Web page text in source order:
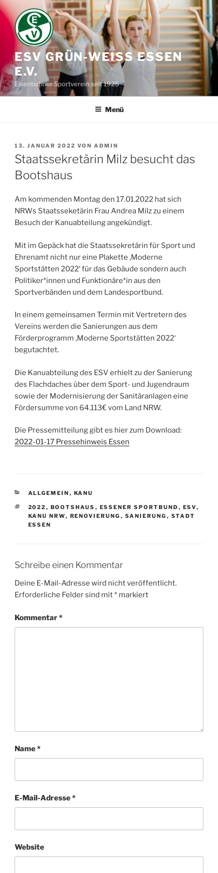
Zum
Inhalt
springen
ESV GRÜN-WEISS ESSEN E
.V.
Eisenbahner Sportverein seit 1925
Menü
VERÖFFENTLICHT
AM
13. JANUAR 2022 VON ADMIN
Staatssekretärin Milz besucht das
Bootshaus
Am kommenden Montag den 17.01.2022 hat sich
NRWs Staatsseketärin Frau Andrea Milz zu einem
Besuch der Kanuabteilung angekündigt.
Mit im Gepäck hat die Staatssekretärin für Sport und
Ehrenamt nicht nur eine Plakette ‚Moderne
Sportstätten 2022‘ für das Gebäude sondern auch
Politiker*innen und Funktionäre*in aus den
Sportverbänden und dem Landesportbund.
In einem gemeinsamen Termin mit Vertretern des
Vereins werden die Sanierungen aus dem
Förderprogramm ‚Moderne Sportstätten 2022‘
begutachtet.
Die Kanuabteilung des ESV erhielt zu der Sanierung
des Flachdaches über dem Sport- und Jugendraum
sowie der Modernisierung der Sanitäranlagen eine
Fördersumme von 64.113€ vom Land NRW.
Die Pressemitteilung gibt es hier zum Download:
2022-01-17 Pressehinweis Essen
KATEGORIEN
ALLGEMEIN , KANU
SCHLAGWÖRTER
2022 , BOOTSHAUS , ESSENER SPORTBUND , ESV,
KANU NRW, RENOVIERUNG , SANIERUNG , STADT
ESSEN
Schreibe einen Kommentar
Deine E-Mail-Adresse wird nicht veröffentlicht.
Erforderliche Felder sind mit* markiert
Kommentar*
Name*
E-Mail-Adresse*
Website